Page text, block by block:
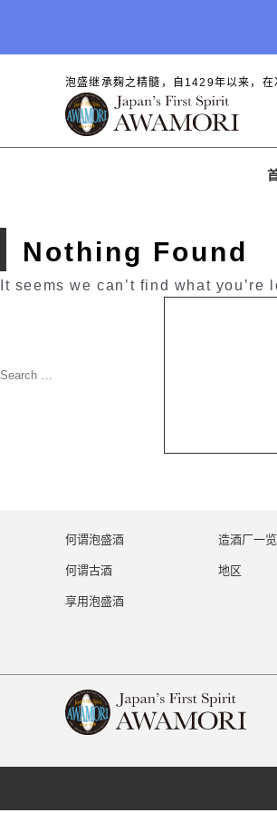
泡盛继承麹之精髓，自1429年以来，在
Nothing Found
It seems we can’t find what
何谓泡盛酒
何谓古酒
享用泡盛酒
造酒厂一览
地区